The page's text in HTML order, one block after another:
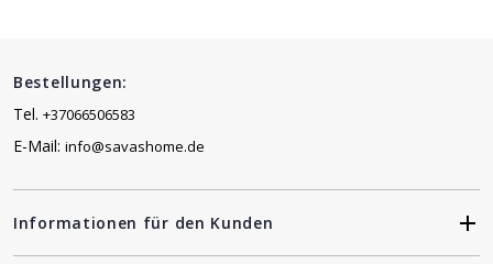
Bestellungen:
Tel. +37066506583
E-Mail: info@savashome.de
Informationen für den Kunden